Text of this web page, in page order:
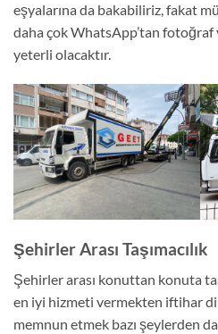
eşyalarına da bakabiliriz, fakat
daha çok WhatsApp’tan fotoğraf
yeterli olacaktır.
Şehirler Arası Taşımacılık
Şehirler arası konuttan konuta
en iyi hizmeti vermekten iftihar
memnun etmek bazı şeylerden